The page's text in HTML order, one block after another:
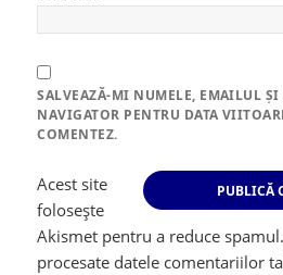
SALVEAZĂ-MI NUMELE, EMAILUL
NAVIGATOR PENTRU DATA
COMENTEZ.
Acest site
folosește
Akismet pentru a reduce
procesate datele comentariilor